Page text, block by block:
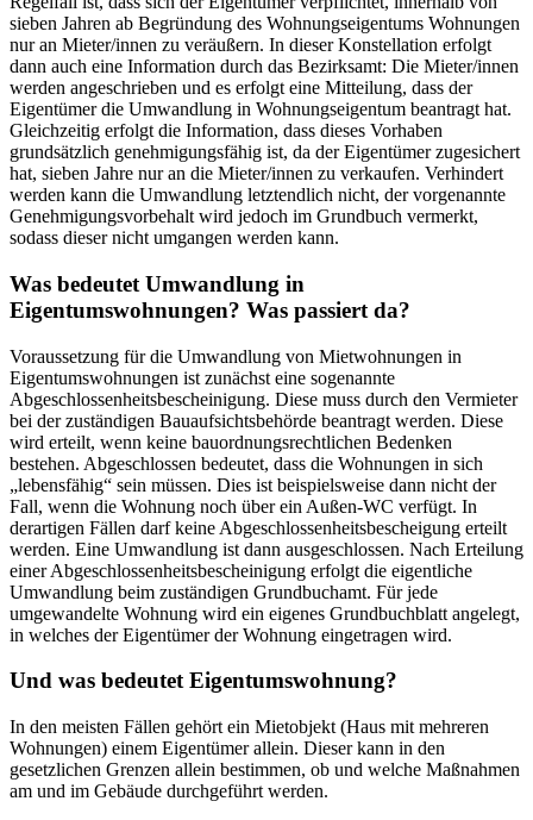
sieben Jahren ab Begründung des Wohnungseigentums Wohnungen
nur an Mieter/innen zu veräußern. In dieser Konstellation erfolgt
dann auch eine Information durch das Bezirksamt: Die Mieter/innen
werden angeschrieben und es erfolgt eine Mitteilung, dass der
Eigentümer die Umwandlung in Wohnungseigentum beantragt hat.
Gleichzeitig erfolgt die Information, dass dieses Vorhaben
grundsätzlich genehmigungsfähig ist, da der Eigentümer zugesichert
hat, sieben Jahre nur an die Mieter/innen zu verkaufen. Verhindert
werden kann die Umwandlung letztendlich nicht, der vorgenannte
Genehmigungsvorbehalt wird jedoch im Grundbuch vermerkt,
sodass dieser nicht umgangen werden kann.
Was bedeutet Umwandlung in
Eigentumswohnungen? Was passiert da?
Voraussetzung für die Umwandlung von Mietwohnungen in
Eigentumswohnungen ist zunächst eine sogenannte
Abgeschlossenheitsbescheinigung. Diese muss durch den Vermieter
bei der zuständigen Bauaufsichtsbehörde beantragt werden. Diese
wird erteilt, wenn keine bauordnungsrechtlichen Bedenken
bestehen. Abgeschlossen bedeutet, dass die Wohnungen in sich
„lebensfähig“ sein müssen. Dies ist beispielsweise dann nicht der
Fall, wenn die Wohnung noch über ein Außen-WC verfügt. In
derartigen Fällen darf keine Abgeschlossenheitsbescheigung erteilt
werden. Eine Umwandlung ist dann ausgeschlossen. Nach Erteilung
einer Abgeschlossenheitsbescheinigung erfolgt die eigentliche
Umwandlung beim zuständigen Grundbuchamt. Für jede
umgewandelte Wohnung wird ein eigenes Grundbuchblatt angelegt,
in welches der Eigentümer der Wohnung eingetragen wird.
Und was bedeutet Eigentumswohnung?
In den meisten Fällen gehört ein Mietobjekt (Haus mit mehreren
Wohnungen) einem Eigentümer allein. Dieser kann in den
gesetzlichen Grenzen allein bestimmen, ob und welche Maßnahmen
am und im Gebäude durchgeführt werden.